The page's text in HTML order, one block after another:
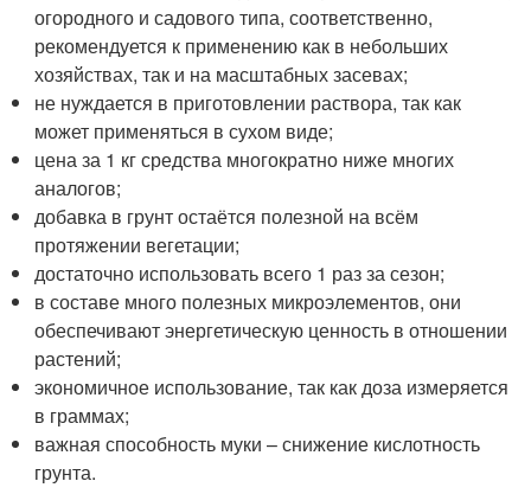
огородного и садового типа, соответственно,
рекомендуется к применению как в небольших
хозяйствах, так и на масштабных засевах;
не нуждается в приготовлении раствора, так как
может применяться в сухом виде;
цена за 1 кг средства многократно ниже многих
аналогов;
добавка в грунт остаётся полезной на всём
протяжении вегетации;
достаточно использовать всего 1 раз за сезон;
в составе много полезных микроэлементов, они
обеспечивают энергетическую ценность в отношении
растений;
экономичное использование, так как доза измеряется
в граммах;
важная способность муки – снижение кислотность
грунта.